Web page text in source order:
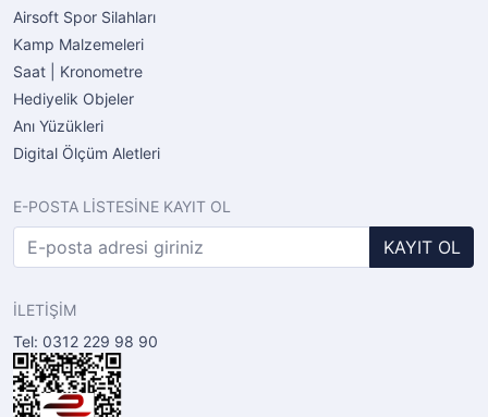
Airsoft Spor Silahları
Kamp Malzemeleri
Saat | Kronometre
Hediyelik Objeler
Anı Yüzükleri
Digital Ölçüm Aletleri
E-POSTA LİSTESİNE KAYIT OL
KAYIT OL
İLETİŞİM
Tel: 0312 229 98 90